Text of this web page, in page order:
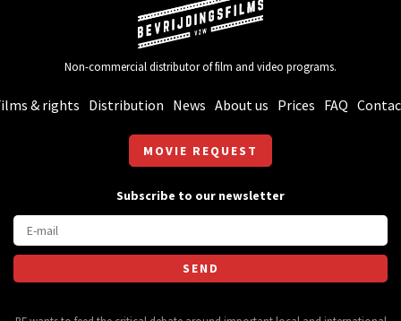
Non-commercial distributor of film and video programs.
& rights Distribution News About us Prices FAQ
MOVIE REQUEST
Subscribe to our newsletter